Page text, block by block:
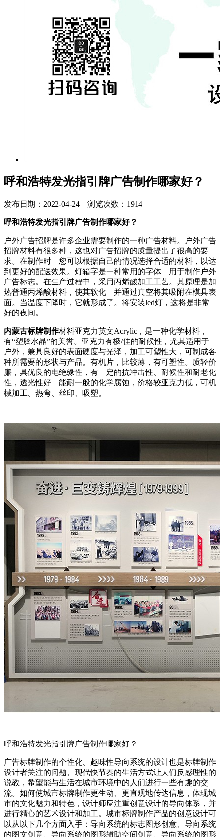
呼和浩特发光指引牌广告制作哪家好？
发布日期：2022-04-24 浏览次数：1914
呼和浩特发光指引牌广告制作哪家好？
户外广告招牌是许多企业需要制作的一种广告材料。户外广告
招牌材料有很多种，这也对广告招牌的质量提出了很高的要
求。在制作时，您可以根据自己的情况选择合适的材料，以达
到更好的配送效果。灯箱字是一种常用的字体，用于制作户外
广告标志。在生产过程中，采用丙烯酸加工工艺。其原理是加
热普通丙烯酸材料，使其软化，并通过真空将其吸附在模具表
面。当温度下降时，它就形成了。将安装led灯，这将是非常
好的夜间。
内蒙古标牌制作材料亚克力英文Acrylic，是一种化学材料，
有“塑胶水晶”的美誉。亚克力有极/佳的耐候性，尤其适用于
户外，兼具良好的表面硬度与光泽，加工可塑性大，可制成各
种所需要的形状与产品。有机片，比较薄，有可塑性。质轻价
廉，具优良的电绝缘性，有一定的抗冲击性、耐候性和耐老化
性，透光性好，能耐一般的化学腐蚀，价格较亚克力低，可机
械加工、热弯、丝印、吸塑。
呼和浩特发光指引牌广告制作哪家好？
广告标牌制作的个性化、趣味性导向系统的设计也是标牌制作
设计者关注的问题。现代快节奏的生活方式让人们反感理性的
说教，希望能与生活在城市环境中的人们进行一些有趣的交
流。如何使城市标牌制作更生动、更直观地传达信息，体现城
市的文化魅力和特色，设计师应注重创意设计的导向体系，并
进行精心的艺术设计和加工。城市标牌制作产品的创意设计可
以从以下几个方面入手：导向系统的标志图形创意、导向系统
的图文创意、导向系统的图形辅助空间创意、导向系统的图形